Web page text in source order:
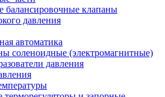
балансировочные клапаны
давления
автоматика
соленоидные (электромагнитные)
давления